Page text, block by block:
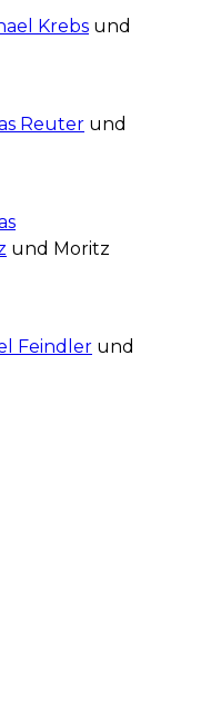
Krebs und
Reuter und
und Moritz
Feindler und